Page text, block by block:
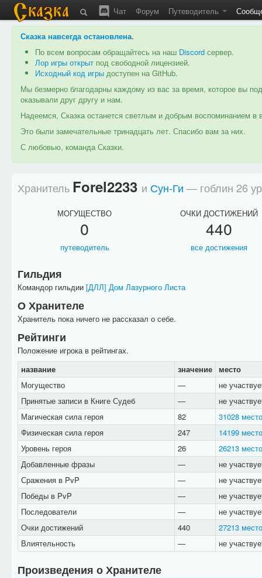
Чат Форум Путеводитель
Сказка навсегда остановлена.
По всем вопросам обращайтесь на наш Discord сервер.
Лор игры открыт под свободной лицензией.
Исходный код игры доступен на GitHub.
Мы безмерно благодарны каждому из вас за время, которое вы
оказывали друг другу и нам.
Надеемся, Сказка останется светлым и добрым воспоминанием
Это были замечательные тринадцать лет. Спасибо вам за них.
С любовью, команда Сказки.
Хранитель Forel2233 и Сун-Ги — гоблин 26
МОГУЩЕСТВО
0
путеводитель
ОЧКИ ДОСТИЖЕНИЙ
440
все достижения
Гильдия
Командор гильдии [ДЛЛ] Дом Лазурного Листа
О Хранителе
Хранитель пока ничего не рассказал о себе.
Рейтинги
Положение игрока в рейтингах.
название
значение
место
Могущество
—
не
Принятые записи в Книге Судеб
—
не
Магическая сила героя
82
31028 место
Физическая сила героя
247
14199 место
Уровень героя
26
26213 место
Добавленные фразы
—
не
Сражения в PvP
—
не
Победы в PvP
—
не
Последователи
—
не
Очки достижений
440
27213 место
Влиятельность
— не
Произведения о Хранителе